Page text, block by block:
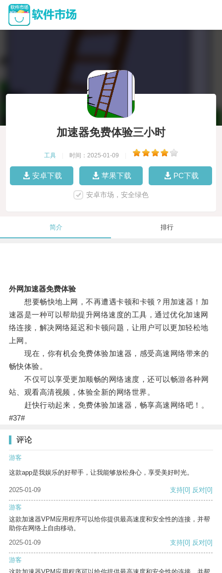
加速器免费体验三小时
工具 时间：2025-01-09
安卓下载 苹果下载 PC下载
安卓市场，安全绿色
简介 排行
外网加速器免费体验
想要畅快地上网，不再遭遇卡顿和卡顿？用加速器！加
速器是一种可以帮助提升网络速度的工具，通过优化加速网
络连接，解决网络延迟和卡顿问题，让用户可以更加轻松地
上网。
现在，你有机会免费体验加速器，感受高速网络带来的
畅快体验。
不仅可以享受更加顺畅的网络速度，还可以畅游各种网
站、观看高清视频，体验全新的网络世界。
赶快行动起来，免费体验加速器，畅享高速网络吧！。
#37#
评论
游客
这款app是我娱乐的好帮手，让我能够放松身心，享受美好时光。
2025-01-09 支持[0] 反对[0]
游客
这款加速器VPM应用程序可以给你提供最高速度和安全性的连接，并帮
助你在网络上自由移动。
2025-01-09
支持[0] 反对[0]
游客